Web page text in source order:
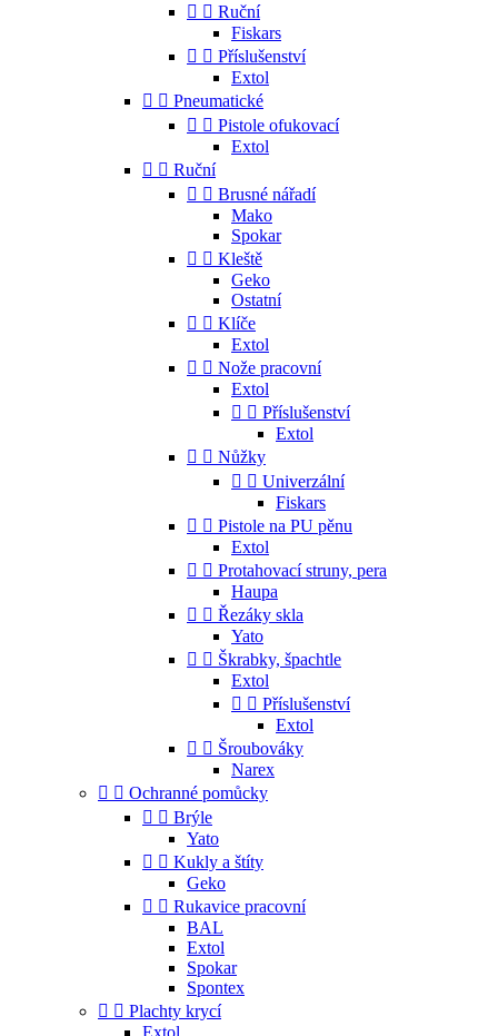
  Ruční
Fiskars
  Příslušenství
Extol
  Pneumatické
  Pistole ofukovací
Extol
  Ruční
  Brusné nářadí
Mako
Spokar
  Kleště
Geko
Ostatní
  Klíče
Extol
  Nože pracovní
Extol
  Příslušenství
Extol
  Nůžky
  Univerzální
Fiskars
  Pistole na PU pěnu
Extol
  Protahovací struny, pera
Haupa
  Řezáky skla
Yato
  Škrabky, špachtle
Extol
  Příslušenství
Extol
  Šroubováky
Narex
  Ochranné pomůcky
  Brýle
Yato
  Kukly a štíty
Geko
  Rukavice pracovní
BAL
Extol
Spokar
Spontex
  Plachty krycí
Extol